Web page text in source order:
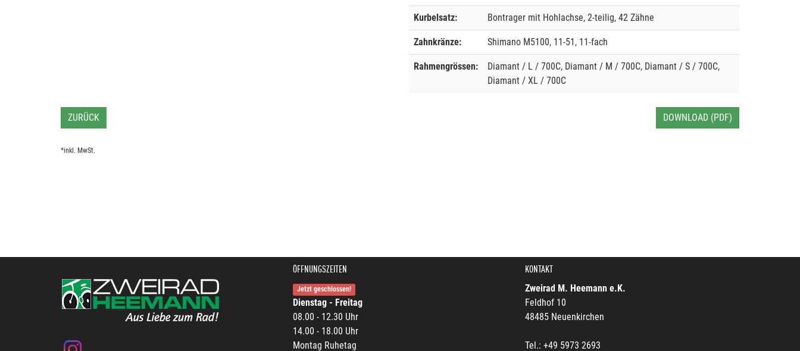
Kurbelsatz: Bontrager mit Hohlachse, 2-teilig, 42 Zähne
Zahnkränze: Shimano M5100, 11-51, 11-fach
Rahmengrössen:
Diamant / L / 700C, Diamant / M / 700C, Diamant / S / 700C,
Diamant / XL / 700C
ZURÜCK DOWNLOAD (PDF)
*inkl. MwSt.
ÖFFNUNGSZEITEN
Jetzt geschlossen!
Dienstag - Freitag
08.00 - 12.30 Uhr
14.00 - 18.00 Uhr
Montag Ruhetag
KONTAKT
Zweirad M. Heemann e.K.
Feldhof 10
48485 Neuenkirchen
Tel.: +49 5973 2693